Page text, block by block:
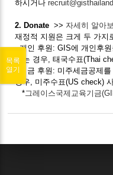
하시거나
2. Donate>> 자세히 알아
재정적 지원은 크게 두 가지
- 개인 후원: GIS에 개인후
시는 경우, 태국수표(Thai
- 기금 후원: 미주세금공제
경우, 미주수표(US check)
*그레이스국제교육기금
목록
열기